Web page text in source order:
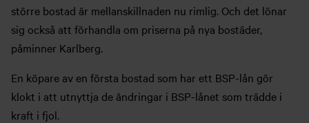
större bostad är mellanskillnaden nu rimlig. Och det lönar
sig också att förhandla om priserna på nya bostäder,
påminner Karlberg.
En köpare av en första bostad som har ett BSP-lån gör
klokt i att utnyttja de ändringar i BSP-lånet som trädde i
kraft i fjol.